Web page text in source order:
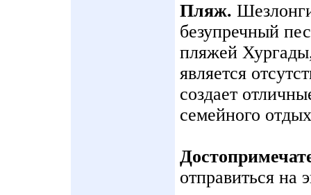
Пляж.
безупречный
пляжей
является
создает
семейного
отправиться на